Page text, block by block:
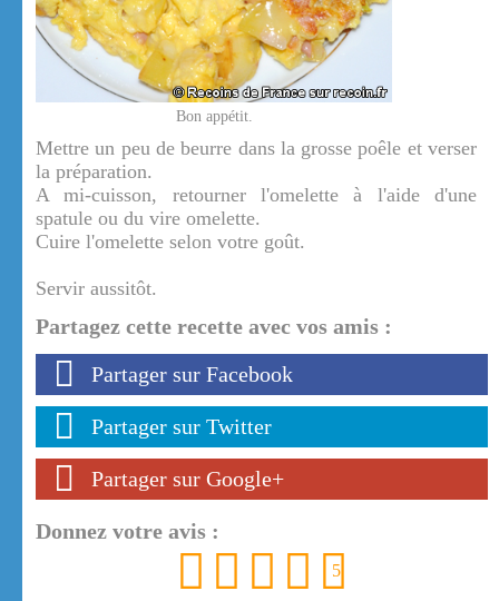
Bon appétit.
Mettre un peu de beurre dans la grosse poêle et verser
la préparation.
A mi-cuisson, retourner l'omelette à l'aide d'une
spatule ou du vire omelette.
Cuire l'omelette selon votre goût.
Servir aussitôt.
Partagez cette recette avec vos amis :
Partager sur Facebook
Partager sur Twitter
Partager sur Google+
Donnez votre avis :
5